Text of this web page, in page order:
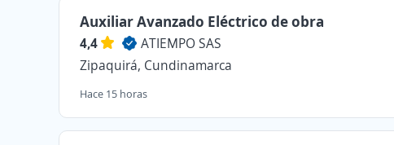
Auxiliar Avanzado Eléctrico de obra
4,4
ATIEMPO SAS
Zipaquirá, Cundinamarca
Hace 15 horas